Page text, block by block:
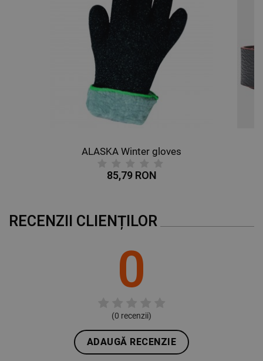
ALASKA Winter gloves
85,79 RON
RECENZII CLIENȚILOR
0
(0 recenzii)
ADAUGĂ RECENZIE